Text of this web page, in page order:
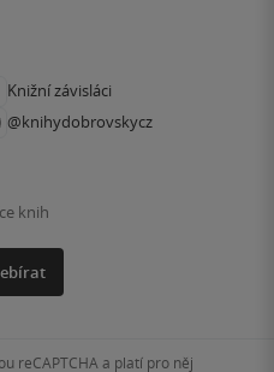
Knižní závisláci
@knihydobrovskycz
knih
reCAPTCHA a platí pro něj